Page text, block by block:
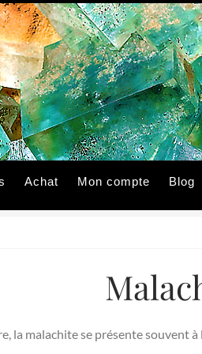
Achat Mon compte Blog
la malachite se présente souvent